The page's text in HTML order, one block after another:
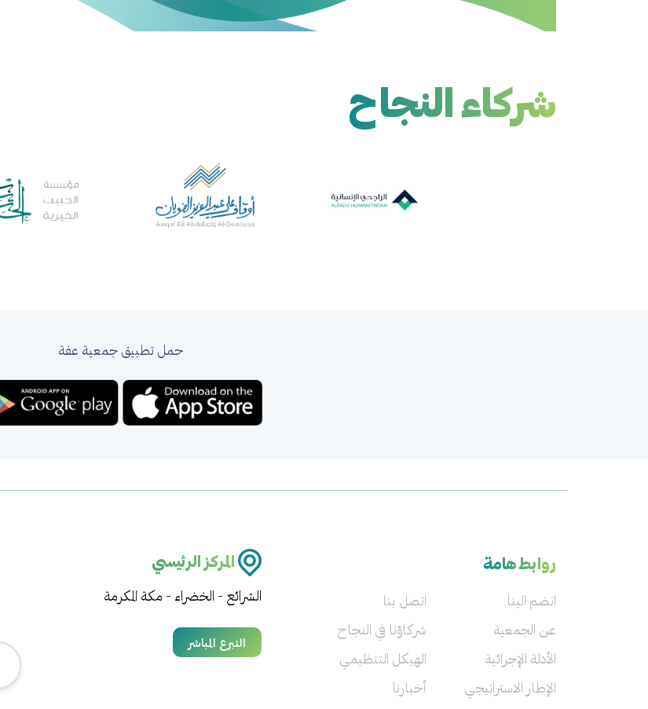
شركاء النجاح
حمل تطبيق جمعية عفة
روابط هامة
انضم الينا اتصل بنا
عن الجمعية شركاؤنا في النجاح
الأدلة الإجرائية الهيكل التنظيمي
الإطار الاستراتيجي أخبارنا
المركز الرئيسي
الشرائع - الخضراء - مكة المكرمة
التبرع المباشر